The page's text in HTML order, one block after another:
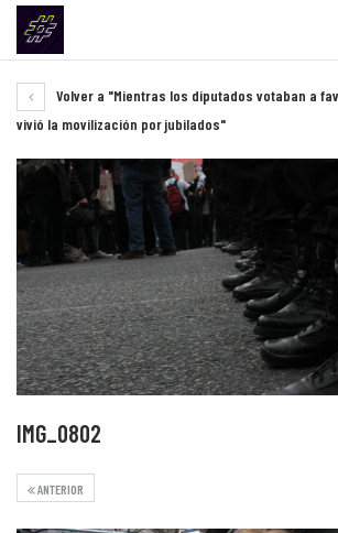
Volver a "Mientras los diputados votaban a
vivió la movilización por jubilados"
IMG_0802
ANTERIOR